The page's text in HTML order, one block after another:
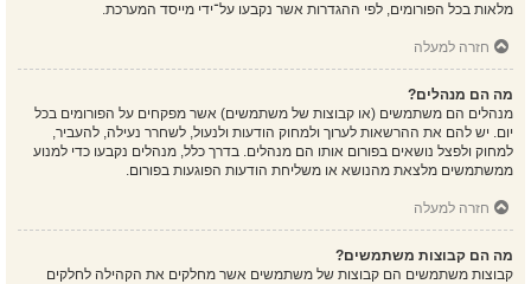
מלאות בכל הפורומים, לפי ההגדרות אשר נקבעו על־ידי מייסד המערכת.
חזרה למעלה
מה הם מנהלים?
מנהלים הם משתמשים (או קבוצות של משתמשים) אשר מפקחים על הפורומים בכל
יום. יש להם את ההרשאות לערוך ולמחוק הודעות ולנעול, לשחרר נעילה, להעביר,
למחוק ולפצל נושאים בפורום אותו הם מנהלים. בדרך כלל, מנהלים נקבעו כדי למנוע
ממשתמשים מלצאת מהנושא או משליחת הודעות הפוגעות בפורום.
חזרה למעלה
מה הם קבוצות משתמשים?
קבוצות משתמשים הם קבוצות של משתמשים אשר מחלקים את הקהילה לחלקים